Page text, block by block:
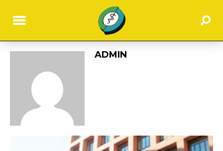
ADMIN